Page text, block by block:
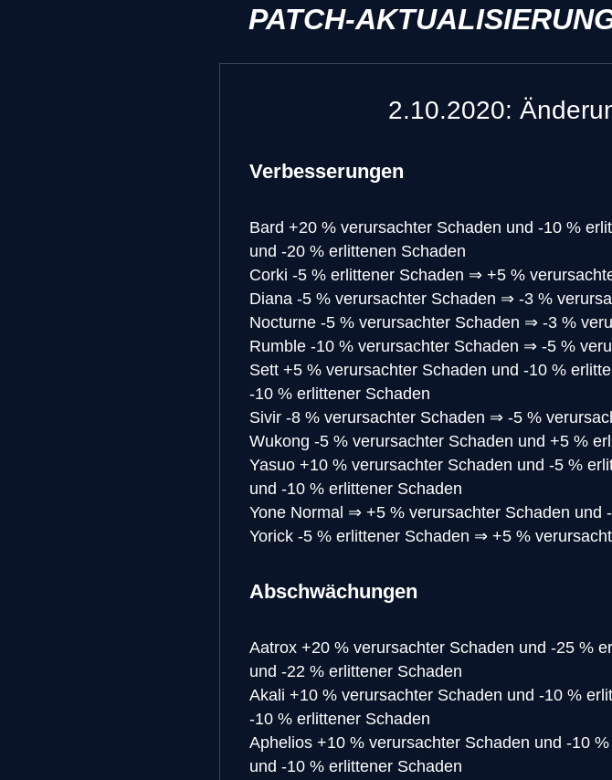
PATCH-
2.10.2020:
Verbesserungen
Bard +20 % verursachter Schaden und -10 %
und -20 % erlittenen Schaden
Corki -5 % erlittener Schaden ⇒ +5 %
Diana -5 % verursachter Schaden ⇒ -3 %
Nocturne -5 % verursachter Schaden ⇒ -3 %
Rumble -10 % verursachter Schaden ⇒ -5 %
Sett +5 % verursachter Schaden und -10 %
-10 % erlittener Schaden
Sivir -8 % verursachter Schaden ⇒ -5 %
Wukong -5 % verursachter Schaden und +5 %
Yasuo +10 % verursachter Schaden und -5 %
und -10 % erlittener Schaden
Yone Normal ⇒ +5 % verursachter Schaden und
Yorick -5 % erlittener Schaden ⇒ +5 %
Abschwächungen
Aatrox +20 % verursachter Schaden und -25 %
und -22 % erlittener Schaden
Akali +10 % verursachter Schaden und -10 %
-10 % erlittener Schaden
Aphelios +10 % verursachter Schaden und -10
und -10 % erlittener Schaden